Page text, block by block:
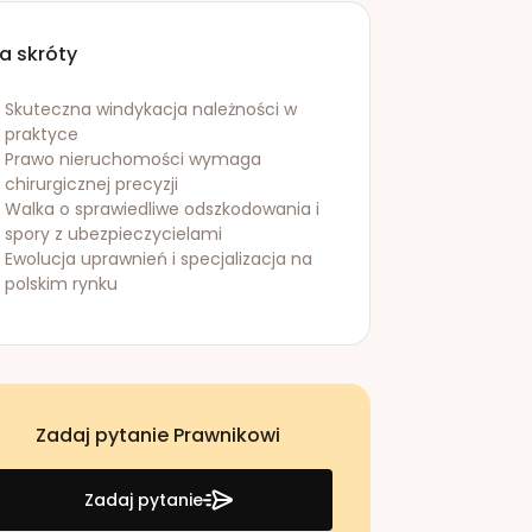
skróty
Skuteczna windykacja należności w
praktyce
Prawo nieruchomości wymaga
chirurgicznej precyzji
Walka o sprawiedliwe odszkodowania i
spory z ubezpieczycielami
Ewolucja uprawnień i specjalizacja na
polskim rynku
Zadaj pytanie Prawnikowi
Zadaj pytanie